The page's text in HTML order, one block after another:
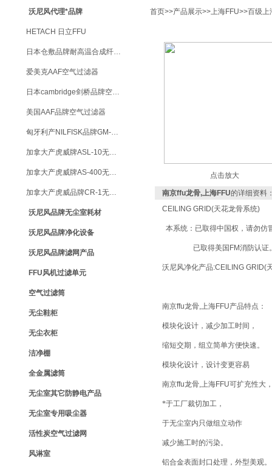
沃尼风代理*品牌
HETACH 日立FFU
日本仓敷品牌耐高温合成纤维过滤棉
爱美克AAF空气过滤器
日本cambridge剑桥品牌空气过滤器
美国AAF品牌空气过滤器
匈牙利产NILFISK品牌GM-80无尘室专用吸尘器
加拿大产虎威牌ASL-10无尘室专用吸尘器
加拿大产虎威牌AS-400无尘室专用吸尘器
加拿大产虎威品牌CR-1无尘室专用吸尘器
沃尼风品牌无尘室耗材
沃尼风品牌净化设备
沃尼风品牌滤网产品
FFU风机过滤单元
空气过滤筒
无尘鞋柜
无尘衣柜
洁净棚
全金属滤筒
无尘室其它防静电产品
无尘室专用吸尘器
活性炭空气过滤网
风淋室
首页>>产品展示>>上海FFU>>百级上
点击放大
南京ffu龙骨,上海FFU的详细资料
CEILING GRID(天花龙骨系统)
本系统：已取得中国权，请勿仿
已取得美国 FM消防认证
沃尼风净化产品:CEILING GRID(
南京ffu龙骨,上海FFU产品特点：
模块化设计，减少加工时间，
缩短交期，组立简单方便快速。
模块化设计，设计变更容易
南京ffu龙骨,上海FFU可扩充性大
*于工厂裁切加工，
于无尘室内只做组立动作
减少施工时的污染。
铝合金表面封口处理，外型美观。